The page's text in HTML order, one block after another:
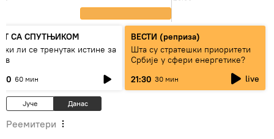
СА СПУТЊИКОМ
ли се тренутак истине за
60 мин
ВЕСТИ (реприза)
Шта су стратешки приоритети
Србије у сфери енергетике?
21:30 30 мин live
Јуче Данас
Реемитери